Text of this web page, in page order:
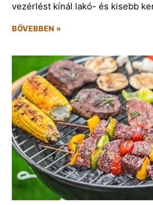
vezérlést kínál lakó- és kisebb
BŐVEBBEN »